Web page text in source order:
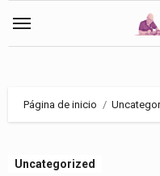
Página de inicio
Uncategorized